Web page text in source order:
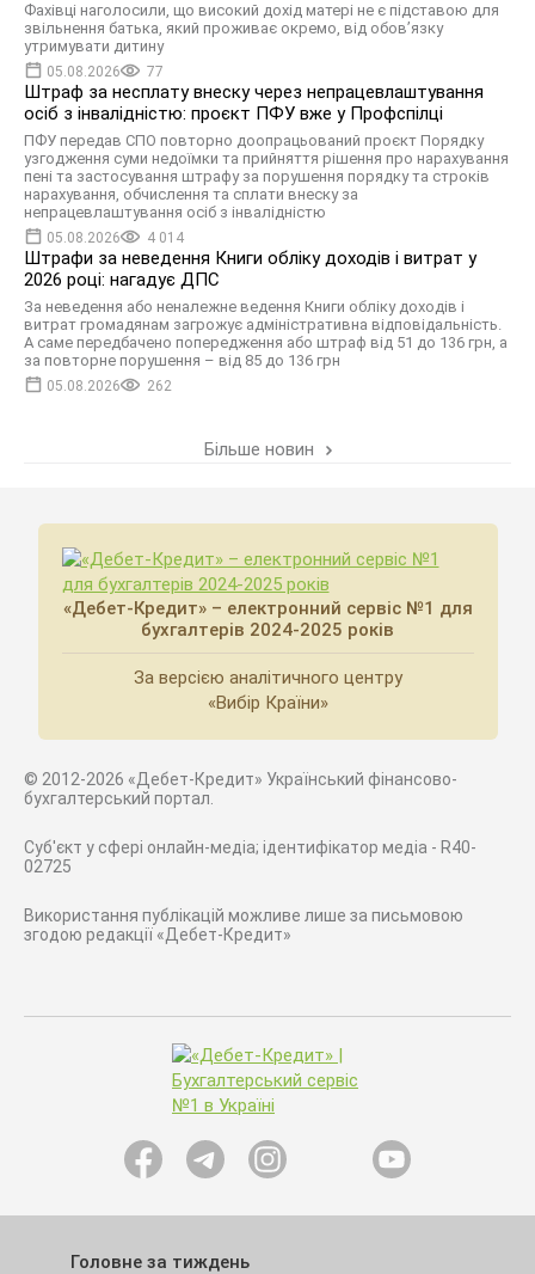
Фахівці наголосили, що високий дохід матері не є підставою для
звільнення батька, який проживає окремо, від обов’язку
утримувати дитину
05.08.2026 77
Штраф за несплату внеску через непрацевлаштування
осіб з інвалідністю: проєкт ПФУ вже у Профспілці
ПФУ передав СПО повторно доопрацьований проєкт Порядку
узгодження суми недоїмки та прийняття рішення про нарахування
пені та застосування штрафу за порушення порядку та строків
нарахування, обчислення та сплати внеску за
непрацевлаштування осіб з інвалідністю
05.08.2026 4 014
Штрафи за неведення Книги обліку доходів і витрат у
2026 році: нагадує ДПС
За неведення або неналежне ведення Книги обліку доходів і
витрат громадянам загрожує адміністративна відповідальність.
А саме передбачено попередження або штраф від 51 до 136 грн, а
за повторне порушення – від 85 до 136 грн
05.08.2026 262
Більше новин
«Дебет-Кредит» – електронний сервіс №1 для
бухгалтерів 2024-2025 років
За версією аналітичного центру
«Вибір Країни»
© 2012-2026 «Дебет-Кредит» Український фінансово-
бухгалтерський портал.
Суб'єкт у сфері онлайн-медіа; ідентифікатор медіа - R40-
02725
Використання публікацій можливе лише за письмовою
згодою редакції «Дебет-Кредит»
Головне за тиждень